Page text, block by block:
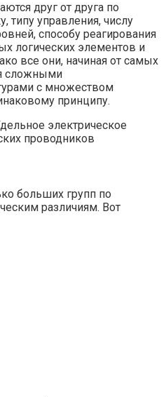
друг от друга по
типу управления, числу
способу реагирования
логических элементов и
все они, начиная от самых
сложными
с множеством
принципу.
электрическое
проводников
больших групп по
различиям. Вот